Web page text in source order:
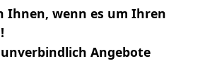
Ihnen, wenn es um Ihren
Angebote